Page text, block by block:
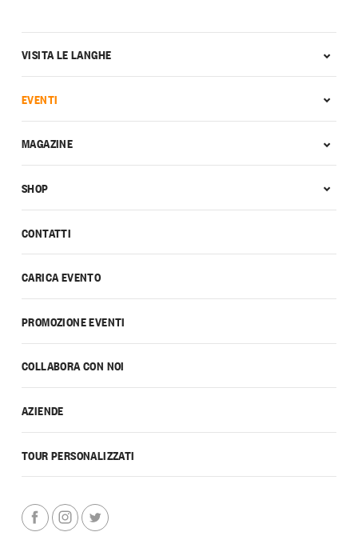
CONTATTI
CARICA EVENTO
PROMOZIONE EVENTI
COLLABORA CON NOI
AZIENDE
TOUR PERSONALIZZATI
VISITA LE LANGHE
EVENTI
MAGAZINE
SHOP